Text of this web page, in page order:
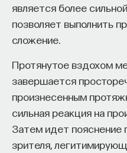
является более
позволяет выполнить
сложение.
Протянутое вздохом
завершается
произнесенным
сильная реакция на
Затем идет пояснение
зрителя,